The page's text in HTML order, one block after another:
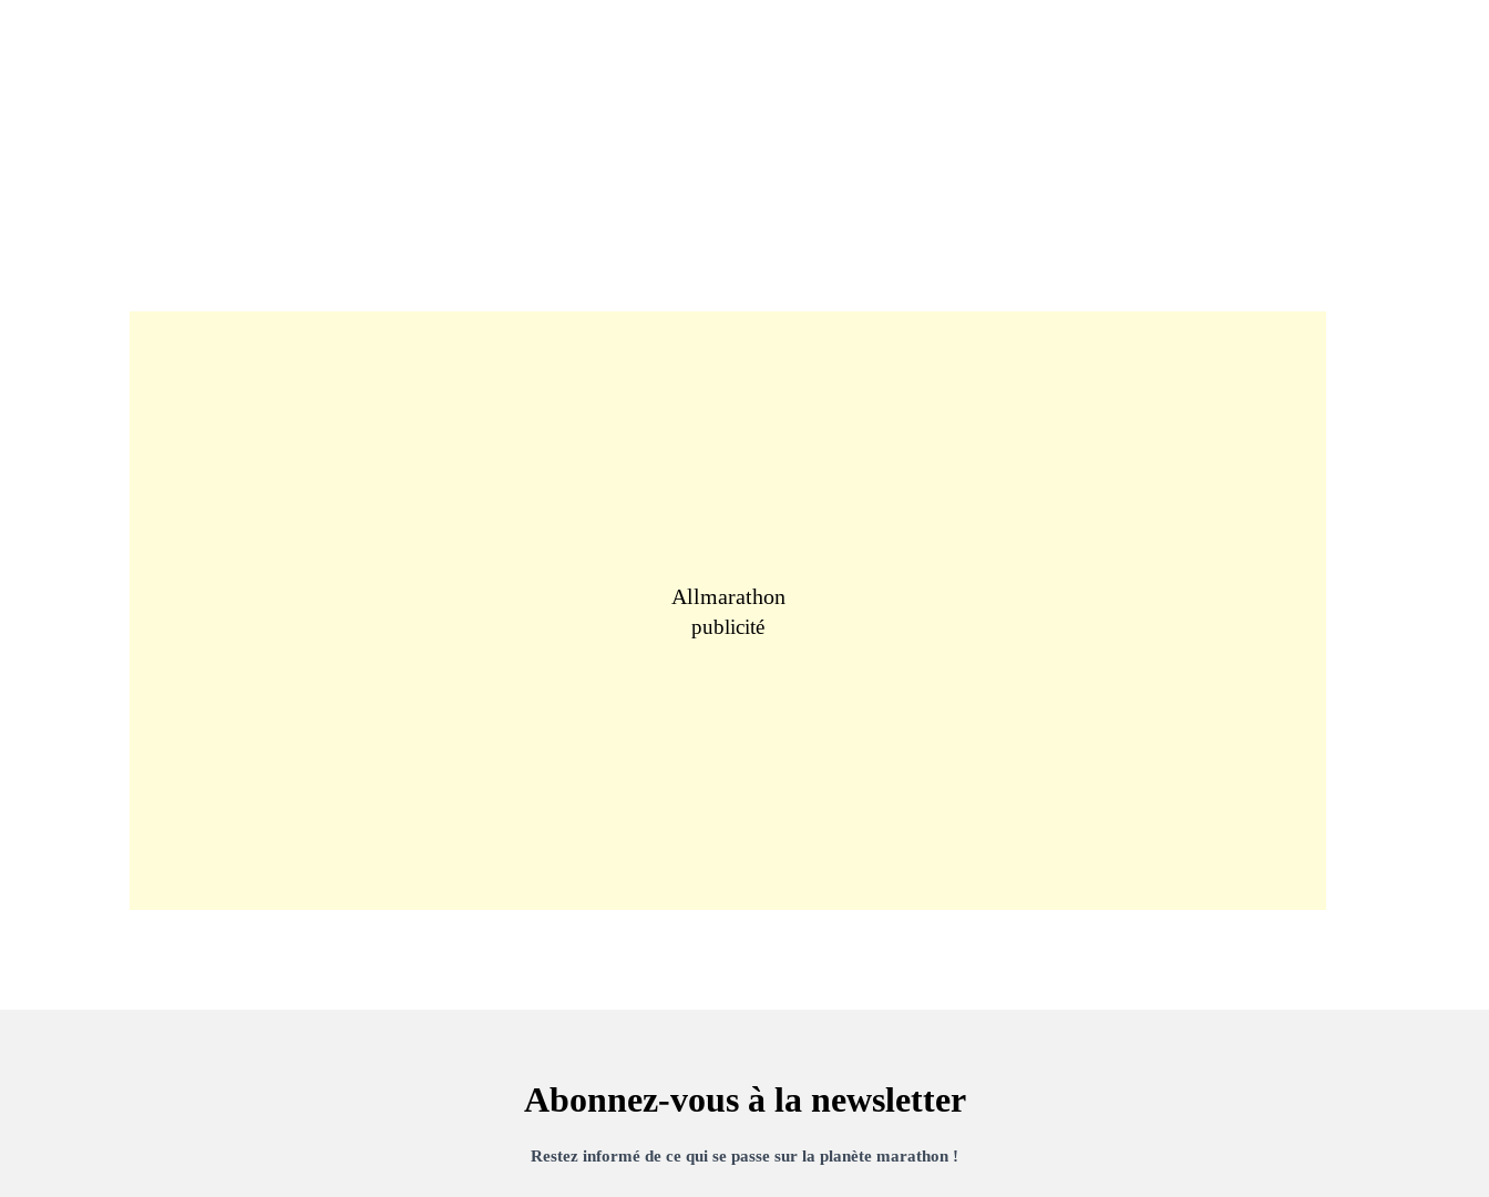
Allmarathon
publicité
Abonnez-vous à la newsletter
Restez informé de ce qui se passe sur la planète marathon !